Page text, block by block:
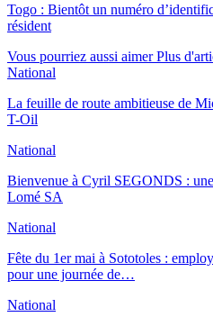
Togo : Bientôt un numéro
résident
Vous pourriez aussi aimer Plus
National
La feuille de route ambitieuse de
T-Oil
National
Bienvenue à Cyril SEGONDS :
Lomé SA
National
Fête du 1er mai à Sototoles :
pour une journée de…
National